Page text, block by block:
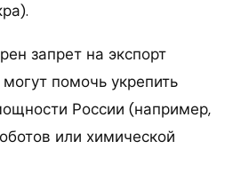
запрет на экспорт
помочь укрепить
России (например,
или химической